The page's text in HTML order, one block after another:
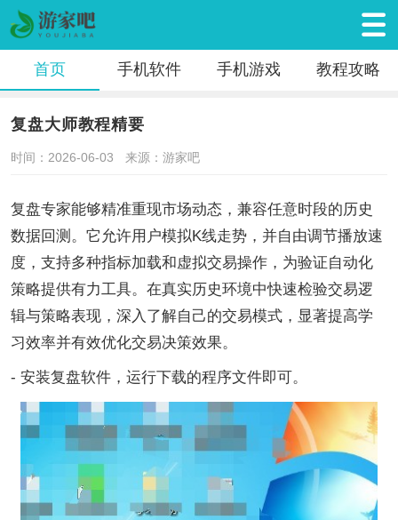
首页 手机软件 手机游戏 教程攻略
复盘大师教程精要
时间：2026-06-03 来源：游家吧
复盘专家能够精准重现市场动态，兼容任意时段的历史
数据回测。它允许用户模拟K线走势，并自由调节播放速
度，支持多种指标加载和虚拟交易操作，为验证自动化
策略提供有力工具。在真实历史环境中快速检验交易逻
辑与策略表现，深入了解自己的交易模式，显著提高学
习效率并有效优化交易决策效果。
- 安装复盘软件，运行下载的程序文件即可。